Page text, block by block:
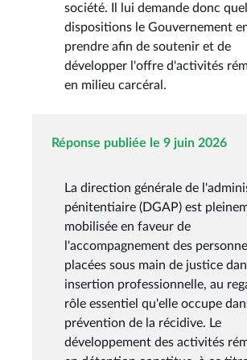
société. Il lui demande donc
dispositions le Gouvernement
prendre afin de soutenir et de
développer l'offre d'activités
en milieu carcéral.
Réponse publiée le 9 juin 2026
La direction générale de
pénitentiaire (DGAP) est
mobilisée en faveur de
l'accompagnement des
placées sous main de justice
insertion professionnelle, au
rôle essentiel qu'elle occupe
prévention de la récidive. Le
développement des activités